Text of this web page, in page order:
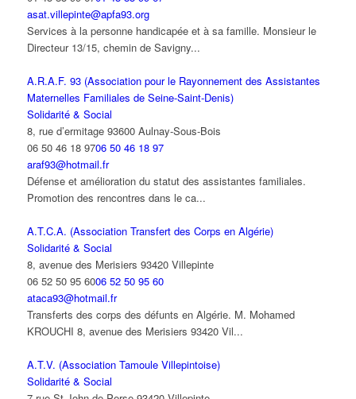
asat.villepinte@apfa93.org
Services à la personne handicapée et à sa famille. Monsieur le
Directeur 13/15, chemin de Savigny...
A.R.A.F. 93 (Association pour le Rayonnement des Assistantes
Maternelles Familiales de Seine-Saint-Denis)
Solidarité & Social
8, rue d’ermitage 93600 Aulnay-Sous-Bois
06 50 46 18 9706 50 46 18 97
araf93@hotmail.fr
Défense et amélioration du statut des assistantes familiales.
Promotion des rencontres dans le ca...
A.T.C.A. (Association Transfert des Corps en Algérie)
Solidarité & Social
8, avenue des Merisiers 93420 Villepinte
06 52 50 95 6006 52 50 95 60
ataca93@hotmail.fr
Transferts des corps des défunts en Algérie. M. Mohamed
KROUCHI 8, avenue des Merisiers 93420 Vil...
A.T.V. (Association Tamoule Villepintoise)
Solidarité & Social